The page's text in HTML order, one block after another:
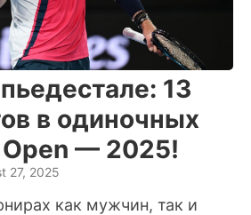
13
в одиночных
Open — 2025!
27, 2025
как мужчин, так и